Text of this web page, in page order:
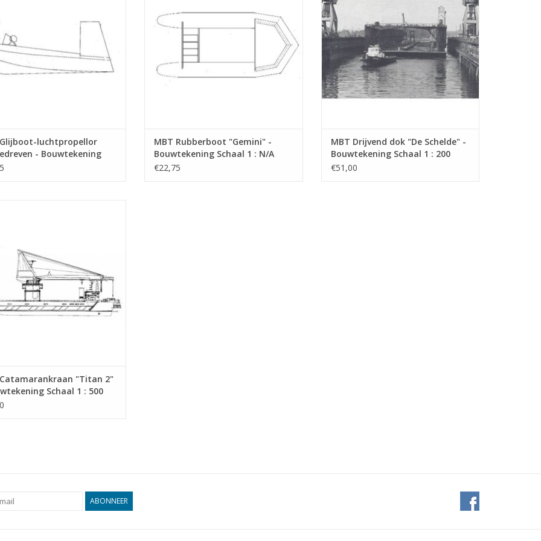
luchtpropellor
- Bouwtekening
1 : N/A (10.19.009)
MBT Rubberboot "Gemini" -
Bouwtekening Schaal 1 : N/A
(10.19.010)
€22,75
MBT Drijvend dok "De Schelde" -
Bouwtekening Schaal 1 : 200
(10.19.011)
€51,00
"Titan 2"
Schaal 1 : 500
ABONNEER